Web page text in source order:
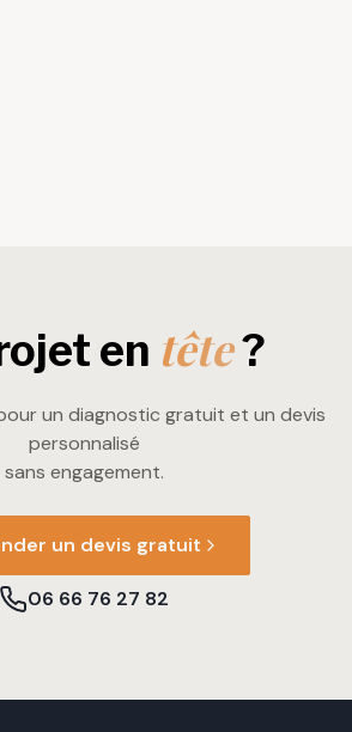
en tête?
un diagnostic gratuit et un devis
personnalisé
sans engagement.
un devis gratuit
06 66 76 27 82